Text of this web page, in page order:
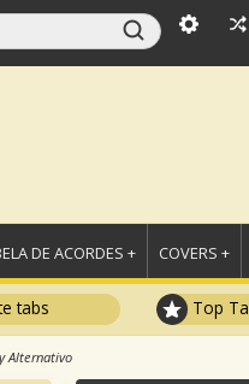
DE ACORDES + COVERS +
tabs Top
Alternativo